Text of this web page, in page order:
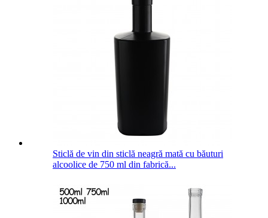
Sticlă de vin din sticlă neagră mată cu băuturi
alcoolice de 750 ml din fabrică...